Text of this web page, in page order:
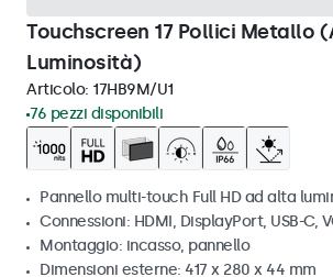
Touchscreen 17 Pollici Metallo
Luminosità)
Articolo: 17HB9M/U1
76 pezzi disponibili
Pannello multi-touch Full HD ad alta
Connessioni: HDMI, DisplayPort, USB-C,
Montaggio: incasso, pannello
Dimensioni esterne: 417 x 280 x 44 mm